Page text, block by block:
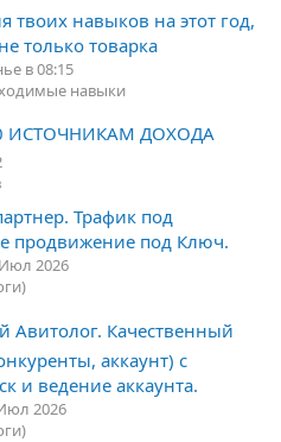
твоих навыков на этот год,
только товарка
в 08:15
навыки
ИСТОЧНИКАМ ДОХОДА
Трафик под
продвижение под Ключ.
2026
Авитолог. Качественный
аккаунт) с
и ведение аккаунта.
2026